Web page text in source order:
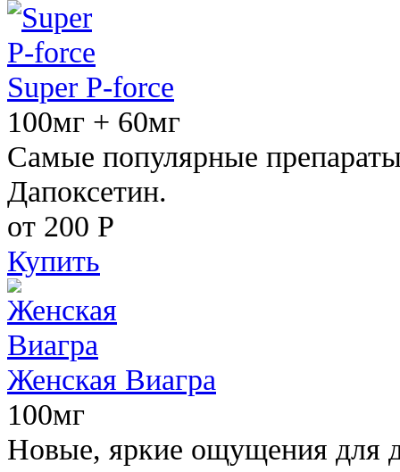
Super P-force
100мг + 60мг
Самые популярные
Дапоксетин.
от 200 Р
Купить
Женская Виагра
100мг
Новые, яркие ощущения для